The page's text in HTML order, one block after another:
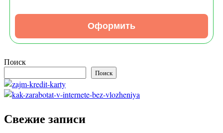
Оформить
Поиск
Поиск
Свежие записи